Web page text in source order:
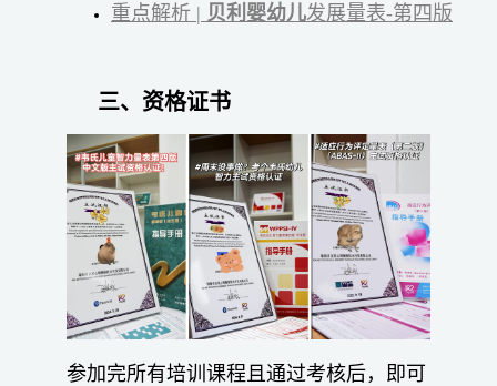
重点解析 | 贝利婴幼儿发展量表-第四版
三、资格证书
参加完所有培训课程且通过考核后，即可